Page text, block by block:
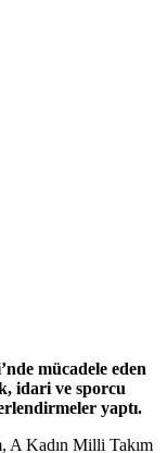
mücadele eden
idari ve sporcu
yaptı.
A Kadın Milli Takım